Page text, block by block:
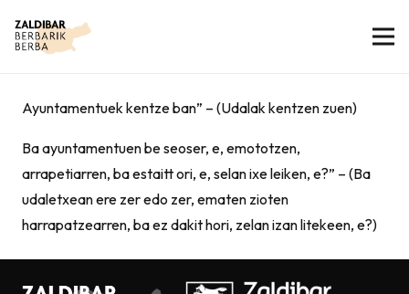
Ayuntamentuek kentze ban” – (Udalak kentzen zuen)
Ba ayuntamentuen be seoser, e, emototzen,
arrapetiarren, ba estaitt ori, e, selan ixe leiken, e?” – (Ba
udaletxean ere zer edo zer, ematen zioten
harrapatzearren, ba ez dakit hori, zelan izan litekeen, e?)